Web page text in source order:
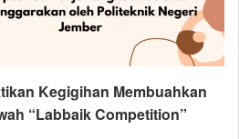
Kegigihan Membuahkan
“Labbaik Competition”